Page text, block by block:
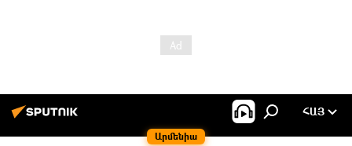
Արմենիա
ՀԱՅ